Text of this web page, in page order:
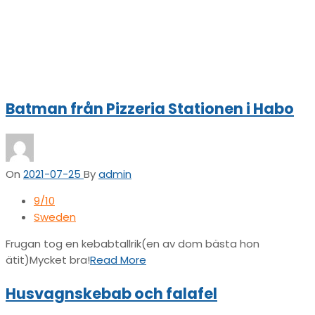
Batman från Pizzeria Stationen i Habo
On 2021-07-25 Byadmin
9/10
Sweden
Frugan tog en kebabtallrik(en av dom bästa hon
ätit)Mycket bra!Read More
Husvagnskebab och falafel